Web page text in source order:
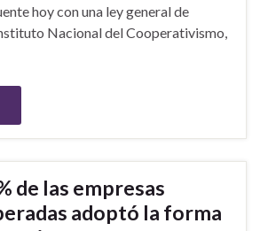
hoy con una ley general de
Nacional del Cooperativismo,
de las empresas
adoptó la forma